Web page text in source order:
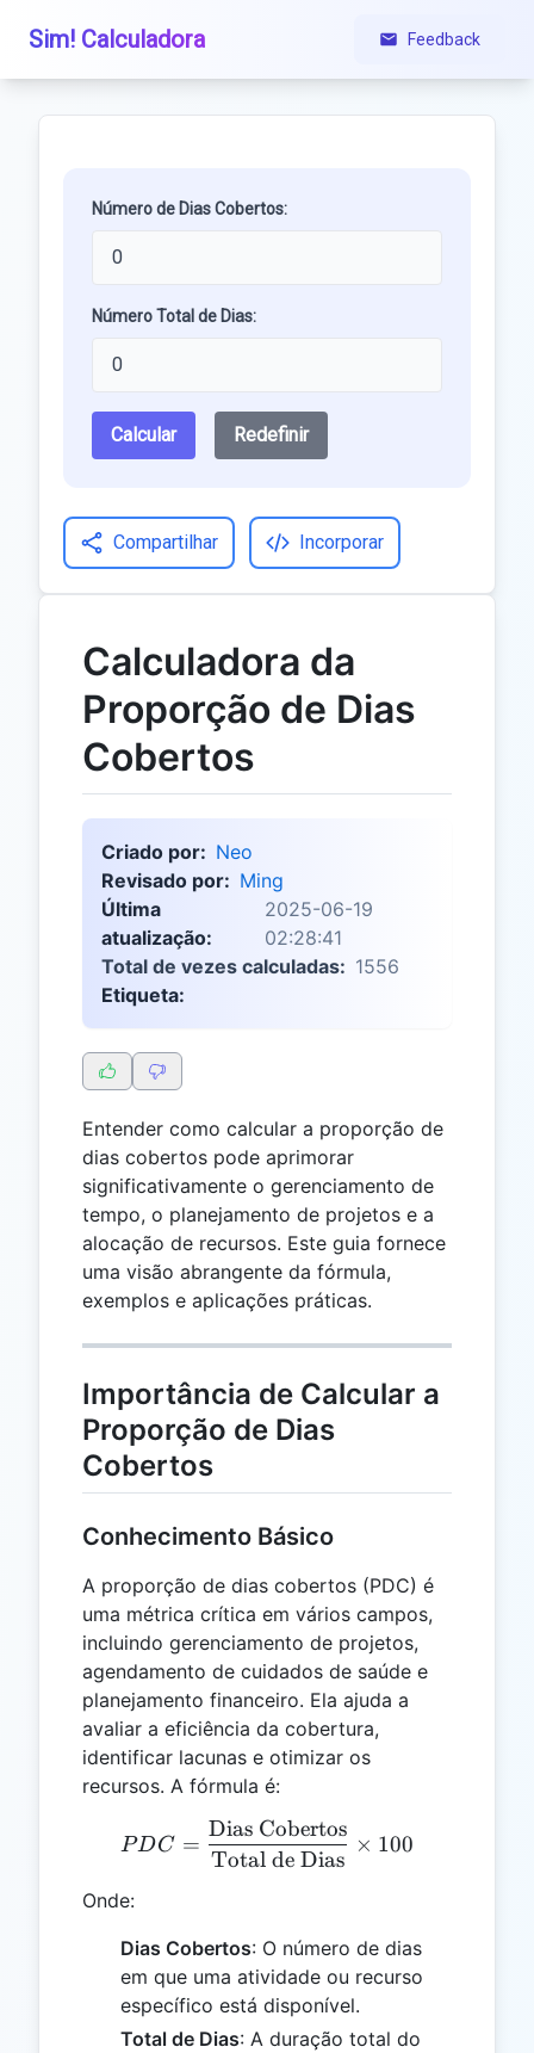
Sim! Calculadora Feedback
Número de Dias Cobertos:
Número Total de Dias:
Calcular Redefinir
Compartilhar Incorporar
Calculadora da
Proporção de Dias
Cobertos
Criado por: Neo
Revisado por: Ming
Última
atualização:
2025-06-19
02:28:41
Total de vezes calculadas: 1556
Etiqueta:
Entender como calcular a proporção de
dias cobertos pode aprimorar
significativamente o gerenciamento de
tempo, o planejamento de projetos e a
alocação de recursos. Este guia fornece
uma visão abrangente da fórmula,
exemplos e aplicações práticas.
Importância de Calcular a
Proporção de Dias
Cobertos
Conhecimento Básico
A proporção de dias cobertos (PDC) é
uma métrica crítica em vários campos,
incluindo gerenciamento de projetos,
agendamento de cuidados de saúde e
planejamento financeiro. Ela ajuda a
avaliar a eficiência da cobertura,
identificar lacunas e otimizar os
recursos. A fórmula é:
PDC = \frac{\text{Dias
PDC =
Total de Dias
Dias Cobertos
× 100
Onde:
Dias Cobertos: O número de dias
em que uma atividade ou recurso
específico está disponível.
Total de Dias: A duração total do